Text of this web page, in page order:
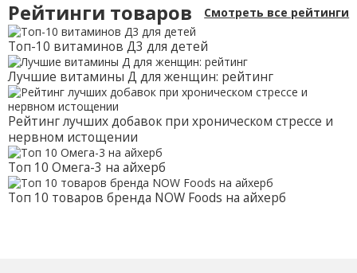
Рейтинги товаров Смотреть все рейтинги
Топ-10 витаминов Д3 для детей
Лучшие витамины Д для женщин: рейтинг
Рейтинг лучших добавок при хроническом стрессе и
нервном истощении
Топ 10 Омега-3 на айхерб
Топ 10 товаров бренда NOW Foods на айхерб